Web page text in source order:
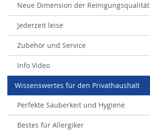
Neue Dimension der Reinigungsqualität
Jederzeit leise
Zubehör und Service
Info Video
Wissenswertes für den Privathaushalt
Perfekte Sauberkeit und Hygiene
Bestes für Allergiker